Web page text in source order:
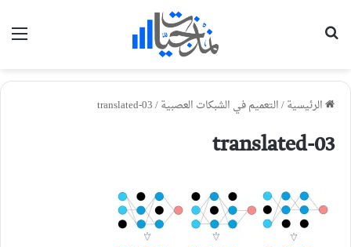
الرئيسية/التعميم في الشبكات العصبية/
translated-03
translated-03